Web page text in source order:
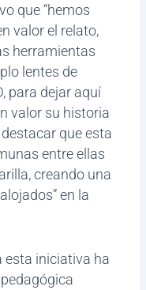
que “hemos
valor el relato,
herramientas
lentes de
para dejar aquí
valor su historia
que esta
entre ellas
creando una
en la
esta iniciativa ha